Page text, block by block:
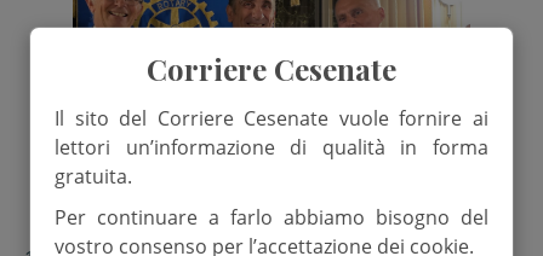
Corriere Cesenate
Il sito del Corriere Cesenate vuole fornire ai
lettori un’informazione di qualità in forma
gratuita.
Per continuare a farlo abbiamo bisogno del
vostro consenso per l’accettazione dei cookie.